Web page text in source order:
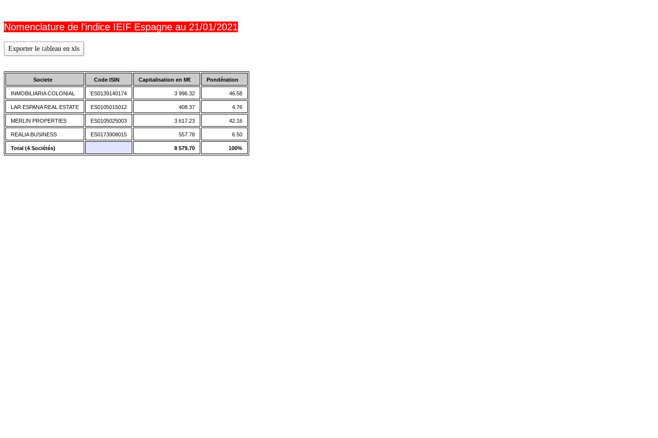
Nomenclature de l'indice IEIF Espagne au 21/01/2021
Exporter le tableau en xls
Societe Code ISIN Capitalisation en M€ Pondération
INMOBILIARIA COLONIAL ES0139140174 3 996.32 46.58
LAR ESPANA REAL ESTATE ES0105015012 408.37 4.76
MERLIN PROPERTIES ES0105025003 3 617.23 42.16
REALIA BUSINESS ES0173908015 557.78 6.50
Total (4 Sociétés) 8 579.70 100%